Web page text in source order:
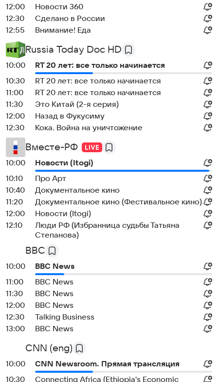
12:00
Новости 360
12:30
Сделано в России
12:55
Внимание! Еда
Russia Today Doc HD
10:00
RT 20 лет: все только начинается
10:30
RT 20 лет: все только начинается
11:00
RT 20 лет: все только начинается
11:30
Это Китай (2-я серия)
12:00
Назад в Фукусиму
12:30
Кока. Война на уничтожение
Вместе-РФ
10:00
Новости (Itogi)
10:10
Про Арт
10:40
Документальное кино
11:20
Документальное кино (Фестивальное кино)
12:00
Новости (Itogi)
12:10
Люди РФ (Избранница судьбы Татьяна
Степанова)
BBC
10:00
BBC News
11:00
BBC News
11:30
BBC News
12:00
BBC News
12:30
Talking Business
13:00
BBC News
CNN (eng)
10:00
CNN Newsroom. Прямая трансляция
10:30
Connecting Africa (Ethiopia's Economic